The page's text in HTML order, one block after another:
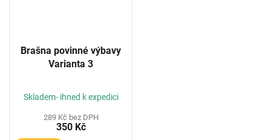
Brašna povinné výbavy
Varianta 3
Skladem- ihned k expedici
289 Kč bez DPH
350 Kč